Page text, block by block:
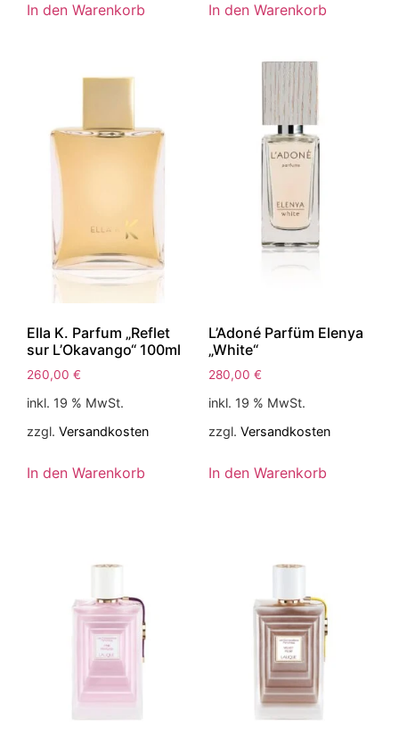
In den Warenkorb In den Warenkorb
Ella K. Parfum „Reflet
sur L’Okavango“ 100ml
260,00 €
inkl. 19 % MwSt.
zzgl. Versandkosten
In den Warenkorb
L’Adoné Parfüm Elenya
„White“
280,00 €
inkl. 19 % MwSt.
zzgl. Versandkosten
In den Warenkorb